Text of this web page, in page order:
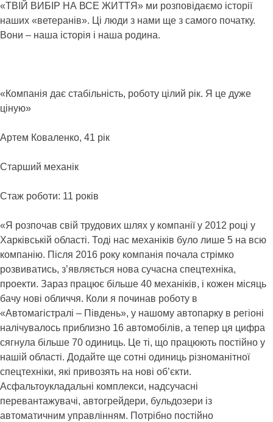
«ТВІЙ ВИБІР НА ВСЕ ЖИТТЯ» ми розповідаємо історії
наших «ветеранів». Ці люди з нами ще з самого початку.
Вони – наша історія і наша родина.
«Компанія дає стабільність, роботу цілий рік. Я це дуже
ціную»
Артем Коваленко, 41 рік
Старший механік
Стаж роботи: 11 років
«Я розпочав свій трудових шлях у компанії у 2012 році у
Харківській області. Тоді нас механіків було лише 5 на всю
компанію. Після 2016 року компанія почала стрімко
розвиватись, з’являється нова сучасна спецтехніка,
проекти. Зараз працює більше 40 механіків, і кожен місяць
бачу нові обличчя. Коли я починав роботу в
«Автомагістралі – Південь», у нашому автопарку в регіоні
налічувалось приблизно 16 автомобілів, а тепер ця цифра
сягнула більше 70 одиниць. Це ті, що працюють постійно у
нашій області. Додайте ще сотні одиниць різноманітної
спецтехніки, які привозять на нові об’єкти.
Асфальтоукладальні комплекси, надсучасні
перевантажувачі, автогрейдери, бульдозери із
автоматичним управлінням. Потрібно постійно